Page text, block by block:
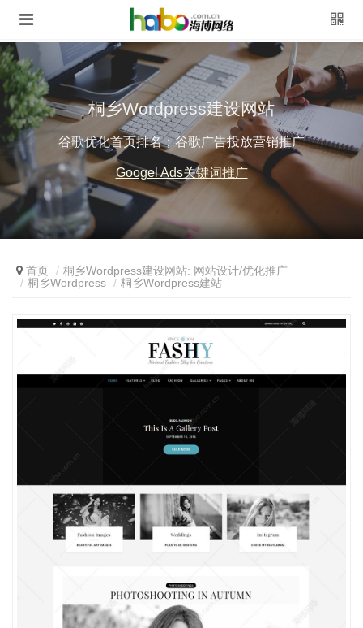
桐乡Wordpress建设网站
谷歌优化首页排名；谷歌广告投放营销推广
Googel Ads关键词推广
首页
桐乡Wordpress建设网站: 网站设计/优化推广
桐乡Wordpress
桐乡Wordpress建站